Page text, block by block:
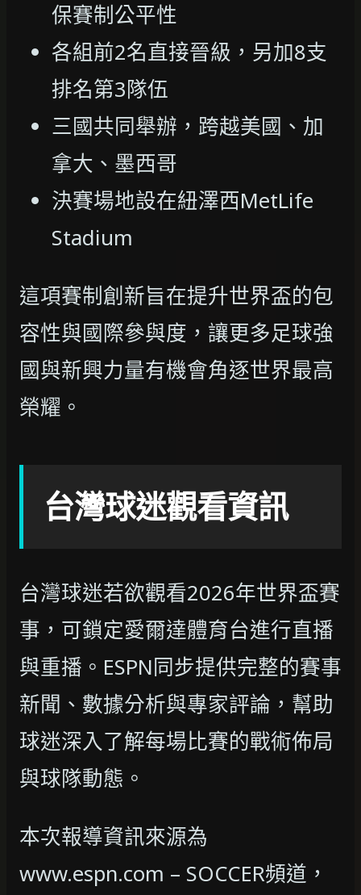
保賽制公平性
各組前2名直接晉級，另加8支
排名第3隊伍
三國共同舉辦，跨越美國、加
拿大、墨西哥
決賽場地設在紐澤西MetLife
Stadium
這項賽制創新旨在提升世界盃的包
容性與國際參與度，讓更多足球強
國與新興力量有機會角逐世界最高
榮耀。
台灣球迷觀看資訊
台灣球迷若欲觀看2026年世界盃賽
事，可鎖定愛爾達體育台進行直播
與重播。ESPN同步提供完整的賽事
新聞、數據分析與專家評論，幫助
球迷深入了解每場比賽的戰術佈局
與球隊動態。
本次報導資訊來源為
www.espn.com – SOCCER頻道，